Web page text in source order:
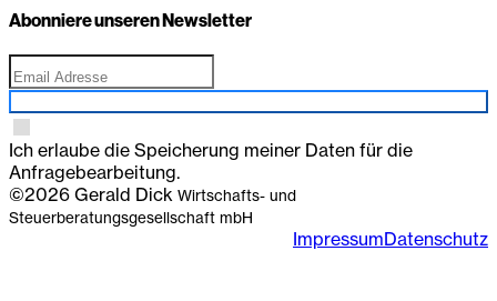
Abonniere unseren Newsletter
Ich erlaube die Speicherung meiner Daten für die
Anfragebearbeitung.
©2026 Gerald Dick Wirtschafts- und
Steuerberatungsgesellschaft mbH
ImpressumDatenschutz